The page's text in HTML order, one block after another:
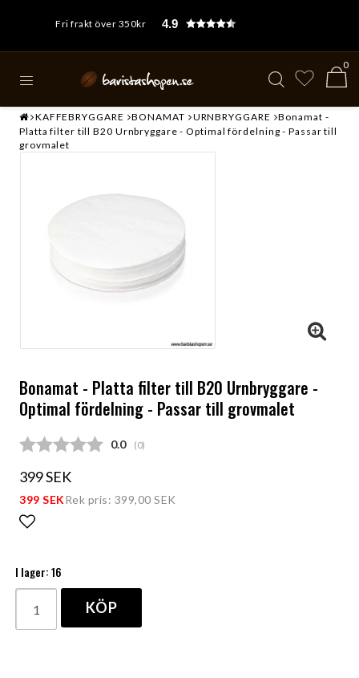
Fri frakt över 350kr 4.9
0
KAFFEBRYGGARE BONAMAT URNBRYGGARE
Bonamat -
Platta filter till B20 Urnbryggare - Optimal fördelning - Passar till
grovmalet
Bonamat - Platta filter till B20 Urnbryggare -
Optimal fördelning - Passar till grovmalet
Snittbetyg:
0.0 (röster:
0)
399 SEK
399 SEKRek pris: 399,00 SEK
I lager: 16
KÖP